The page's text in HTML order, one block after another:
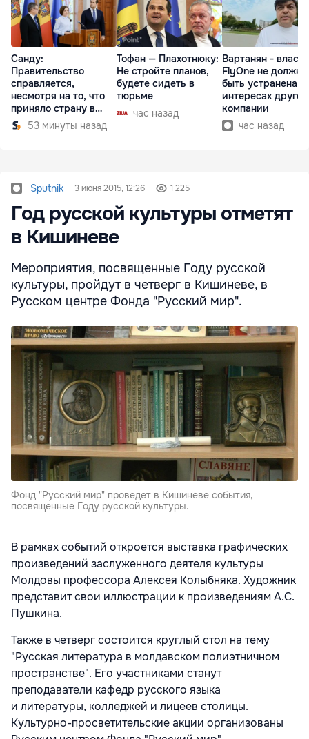
Санду:
Правительство
справляется,
несмотря на то, что
приняло страну в
разгар кризиса
53 минуты назад
Тофан — Плахотнюку:
Не стройте планов,
будете сидеть в
тюрьме
час назад
Вартанян -
FlyOne не должна
быть устранена в
интересах другой
компании
час назад
Sputnik 3 июня 2015, 12:26 1 225
Год русской культуры отметят
в Кишиневе
Мероприятия, посвященные Году русской
культуры, пройдут в четверг в Кишиневе, в
Русском центре Фонда "Русский мир".
Фонд "Русский мир" проведет в Кишиневе события,
посвященные Году русской культуры.
В рамках событий откроется выставка графических
произведений заслуженного деятеля культуры
Молдовы профессора Алексея Колыбняка. Художник
представит свои иллюстрации к произведениям А.С.
Пушкина.
Также в четверг состоится круглый стол на тему
"Русская литература в молдавском полиэтничном
пространстве". Его участниками станут
преподаватели кафедр русского языка
и литературы, колледжей и лицеев столицы.
Культурно-просветительские акции организованы